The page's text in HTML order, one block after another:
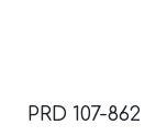
PRD 107-862